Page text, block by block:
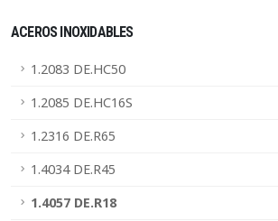
ACEROS INOXIDABLES
1.2083 DE.HC50
1.2085 DE.HC16S
1.2316 DE.R65
1.4034 DE.R45
1.4057 DE.R18